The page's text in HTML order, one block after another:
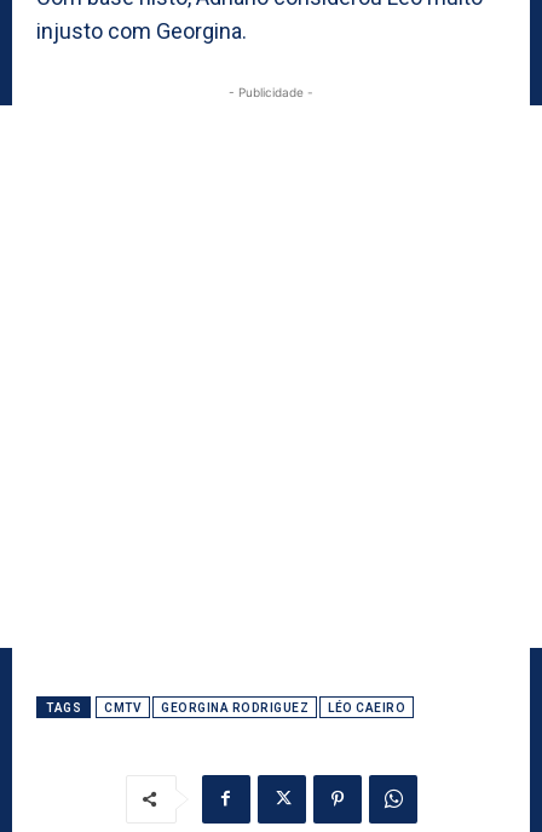
injusto com Georgina.
- Publicidade -
TAGS CMTV GEORGINA RODRIGUEZ LÉO CAEIRO